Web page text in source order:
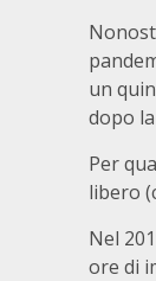
un
dopo
Per
libero
Nel
ore di